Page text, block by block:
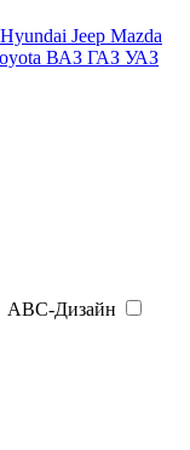
Hyundai Jeep Mazda
ВАЗ ГАЗ УАЗ
АВС-Дизайн